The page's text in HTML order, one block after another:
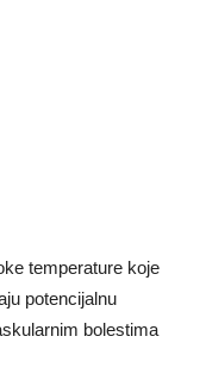
temperature koje
potencijalnu
bolestima